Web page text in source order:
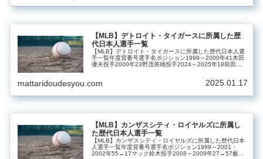
【MLB】デトロイト・タイガースに所属した歴
代日本人選手一覧
【MLB】デトロイト・タイガースに所属した歴代日本人選
手一覧年度背番号選手名ポジション1999～2000年41木田
優夫投手2000年23野茂英雄投手2024～2025年18前田健
mattaridoudesyou.com 2025.01.17
【MLB】カンザスシティ・ロイヤルズに所属し
た歴代日本人選手一覧
【MLB】カンザスシティ・ロイヤルズに所属した歴代日本
人選手一覧年度背番号選手名ポジション1999～2001・
2002年55→17マック鈴木投手2008～2009年27→57薮田